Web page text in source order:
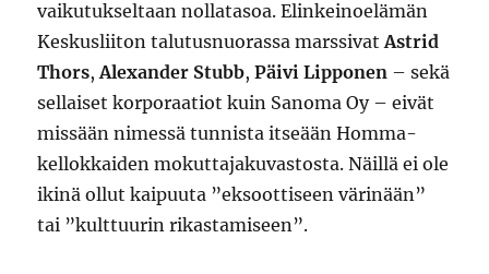
vaikutukseltaan nollatasoa. Elinkeinoelämän
Keskusliiton talutusnuorassa marssivatAstrid
Thors,Alexander Stubb,Päivi Lipponen – sekä
sellaiset korporaatiot kuin Sanoma Oy – eivät
missään nimessä tunnista itseään Homma-
kellokkaiden mokuttajakuvastosta. Näillä ei ole
ikinä ollut kaipuuta ”eksoottiseen värinään”
tai ”kulttuurin rikastamiseen”.